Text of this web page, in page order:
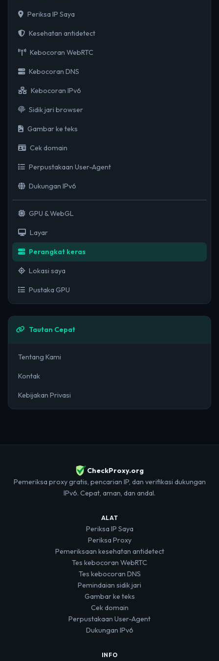
Periksa IP Saya
Kesehatan antidetect
Kebocoran WebRTC
Kebocoran DNS
Kebocoran IPv6
Sidik jari browser
Gambar ke teks
Cek domain
Perpustakaan User-Agent
Dukungan IPv6
GPU & WebGL
Layar
Perangkat keras
Lokasi saya
Pustaka GPU
Tautan Cepat
Tentang Kami
Kontak
Kebijakan Privasi
CheckProxy.org
Pemeriksa proxy gratis, pencarian IP, dan verifikasi dukungan
IPv6. Cepat, aman, dan andal.
ALAT
Periksa IP Saya
Periksa Proxy
Pemeriksaan kesehatan antidetect
Tes kebocoran WebRTC
Tes kebocoran DNS
Pemindaian sidik jari
Gambar ke teks
Cek domain
Perpustakaan User-Agent
Dukungan IPv6
INFO